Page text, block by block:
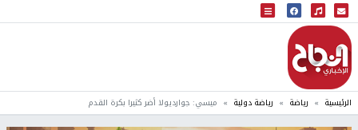
البث المباشر
إذاعة النجاح
الرئيسية رياضة رياضة دولية ميسي: جوارديولا أضر كثيرا بكرة القدم